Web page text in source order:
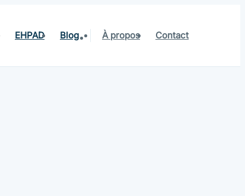
EHPAD Blog À propos Contact